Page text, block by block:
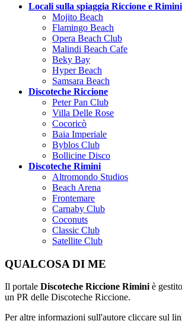
Locali sulla spiaggia Riccione e Rimini
Mojito Beach
Flamingo Beach
Opera Beach Club
Malindi Beach Cafe
Beky Bay
Hyper Beach
Samsara Beach
Discoteche Riccione
Peter Pan Club
Villa Delle Rose
Cocoricò
Baia Imperiale
Byblos Club
Bollicine Disco
Discoteche Rimini
Altromondo Studios
Beach Arena
Frontemare
Carnaby Club
Coconuts
Classic Club
Satellite Club
QUALCOSA DI ME
Il portale Discoteche Riccione Rimini è
un PR delle Discoteche Riccione.
Per altre informazioni sull'autore cliccare sul